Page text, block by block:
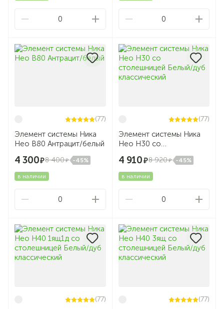
0 0
(77)
Элемент системы Ника
Нео В80 Антрацит/белый
4 300 8 400 -45%
в наличии
0
(77)
Элемент системы Ника
Нео Н30 со
классический
4 910 8 920 -45%
в наличии
0
(77) (77)